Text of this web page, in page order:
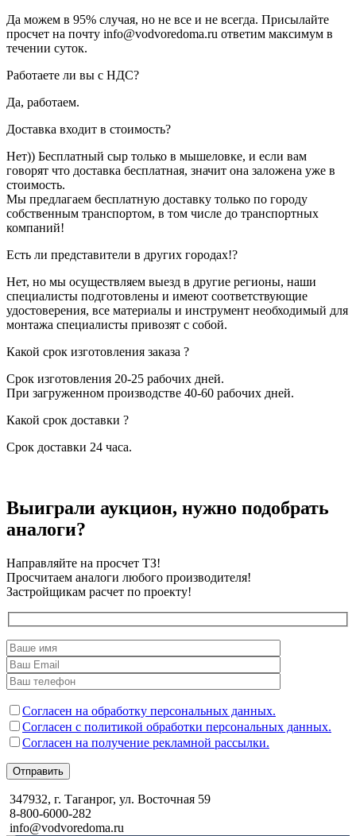
Да можем в 95% случая, но не все и не всегда. Присылайте
просчет на почту info@vodvoredoma.ru ответим максимум в
течении суток.
Работаете ли вы с НДС?
Да, работаем.
Доставка входит в стоимость?
Нет)) Бесплатный сыр только в мышеловке, и если вам
говорят что доставка бесплатная, значит она заложена уже в
стоимость.
Мы предлагаем бесплатную доставку только по городу
собственным транспортом, в том числе до транспортных
компаний!
Есть ли представители в других городах!?
Нет, но мы осуществляем выезд в другие регионы, наши
специалисты подготовлены и имеют соответствующие
удостоверения, все материалы и инструмент необходимый для
монтажа специалисты привозят с собой.
Какой срок изготовления заказа ?
Срок изготовления 20-25 рабочих дней.
При загруженном производстве 40-60 рабочих дней.
Какой срок доставки ?
Срок доставки 24 часа.
Выиграли аукцион, нужно подобрать
аналоги?
Направляйте на просчет ТЗ!
Просчитаем аналоги любого производителя!
Застройщикам расчет по проекту!
Согласен на обработку персональных данных.
Согласен с политикой обработки персональных данных.
Согласен на получение рекламной рассылки.
Отправить
347932, г. Таганрог, ул. Восточная 59
8-800-6000-282
info@vodvoredoma.ru